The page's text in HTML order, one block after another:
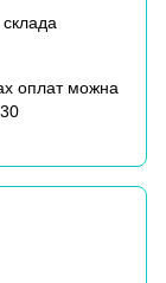
оплат можна